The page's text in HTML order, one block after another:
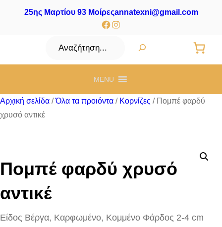
25ης Μαρτίου 93 Μοίρεςannatexni@gmail.com
Facebook
Instagram
Αναζήτηση
MENU
Αρχική σελίδα /Όλα τα προιόντα / Κορνίζες / Πομπέ φαρδύ
χρυσό αντικέ
Πομπέ φαρδύ χρυσό
αντικέ
Είδος Βέργα, Καρφωμένο, Κομμένο Φάρδος 2-4 cm